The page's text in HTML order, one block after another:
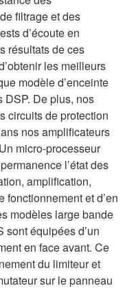
filtrage et des
d’écoute en
résultats de ces
les meilleurs
modèle d’enceinte
DSP. De plus, nos
circuits de protection
nos amplificateurs
micro-processeur
l’état des
amplification,
fonctionnement et d’en
modèles large bande
équipées d’un
en face avant. Ce
du limiteur et
sur le panneau